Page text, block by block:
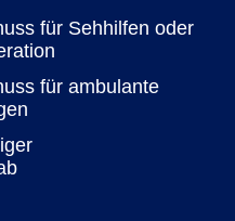
für Sehhilfen oder
für ambulante